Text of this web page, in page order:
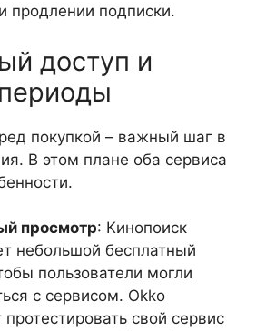
продлении подписки.
доступ и
покупкой – важный шаг в
В этом плане оба сервиса
просмотр: Кинопоиск
небольшой бесплатный
пользователи могли
с сервисом. Okko
протестировать свой сервис